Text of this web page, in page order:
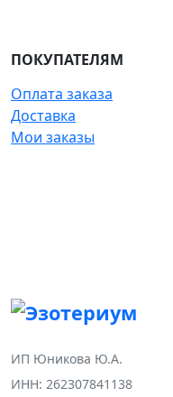
ИП Юникова Ю.А.
ИНН: 262307841138
ПОКУПАТЕЛЯМ
Оплата заказа
Доставка
Мои заказы